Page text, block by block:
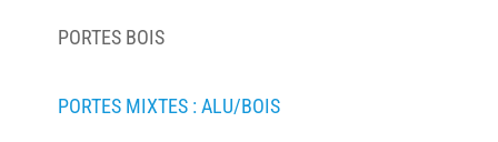
PORTES BOIS
PORTES MIXTES : ALU/BOIS